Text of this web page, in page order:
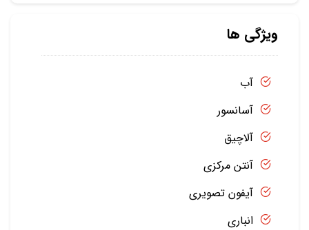
ویژگی ها
آب
آسانسور
آلاچیق
آنتن مرکزی
آیفون تصویری
انباری